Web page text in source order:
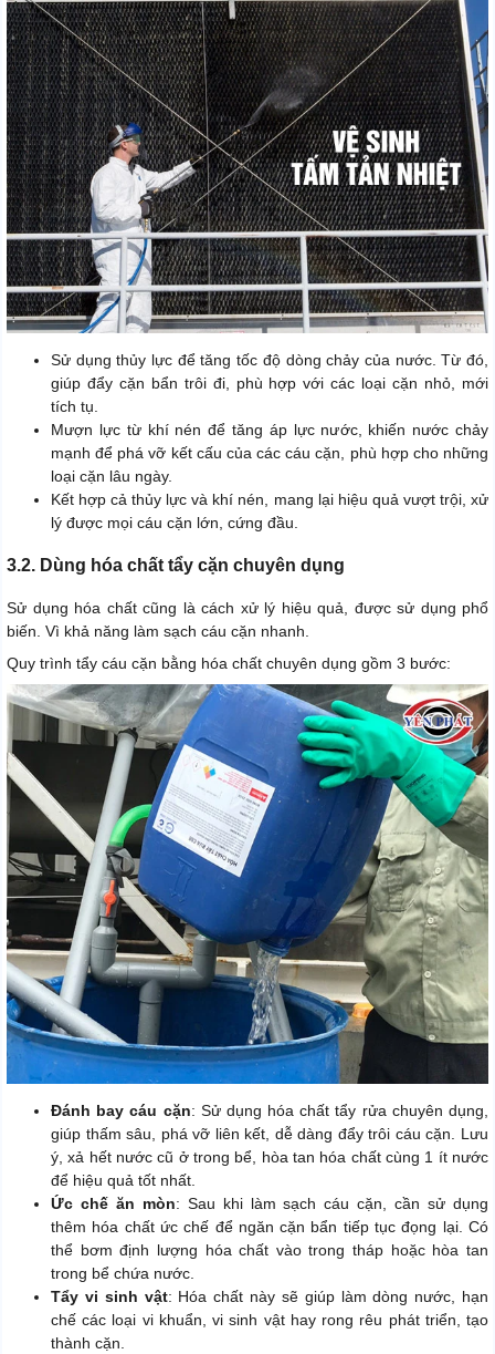
Sử dụng thủy lực để tăng tốc độ dòng chảy của nước. Từ đó,
giúp đẩy cặn bẩn trôi đi, phù hợp với các loại cặn nhỏ, mới
tích tụ.
Mượn lực từ khí nén để tăng áp lực nước, khiến nước chảy
mạnh để phá vỡ kết cấu của các cáu cặn, phù hợp cho những
loại cặn lâu ngày.
Kết hợp cả thủy lực và khí nén, mang lại hiệu quả vượt trội, xử
lý được mọi cáu cặn lớn, cứng đầu.
3.2. Dùng hóa chất tẩy cặn chuyên dụng
Sử dụng hóa chất cũng là cách xử lý hiệu quả, được sử dụng phổ
biến. Vì khả năng làm sạch cáu cặn nhanh.
Quy trình tẩy cáu cặn bằng hóa chất chuyên dụng gồm 3 bước:
Đánh bay cáu cặn: Sử dụng hóa chất tẩy rửa chuyên dụng,
giúp thấm sâu, phá vỡ liên kết, dễ dàng đẩy trôi cáu cặn. Lưu
ý, xả hết nước cũ ở trong bể, hòa tan hóa chất cùng 1 ít nước
để hiệu quả tốt nhất.
Ức chế ăn mòn: Sau khi làm sạch cáu cặn, cần sử dụng
thêm hóa chất ức chế để ngăn cặn bẩn tiếp tục đọng lại. Có
thể bơm định lượng hóa chất vào trong tháp hoặc hòa tan
trong bể chứa nước.
Tẩy vi sinh vật: Hóa chất này sẽ giúp làm dòng nước, hạn
chế các loại vi khuẩn, vi sinh vật hay rong rêu phát triển, tạo
thành cặn.